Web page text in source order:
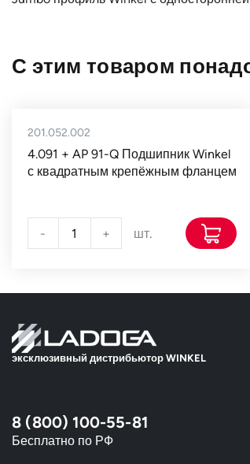
С этим товаром
201.052.002
4.091 + AP 91-Q Подшипник Winkel
с квадратным крепёжным фланцем
- + шт.
эксклюзивный дистрибьютор WINKEL
8 (800) 100-55-81
Бесплатно по РФ